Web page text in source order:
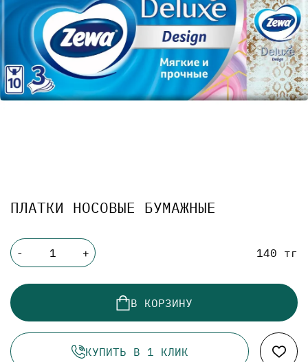
ПЛАТКИ НОСОВЫЕ БУМАЖНЫЕ
- + 140 тг
В КОРЗИНУ
КУПИТЬ В 1 КЛИК